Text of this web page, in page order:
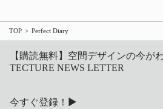
TOP Perfect Diary
【購読無料】空間デザインの今
TECTURE NEWS LETTER
今すぐ登録！▶